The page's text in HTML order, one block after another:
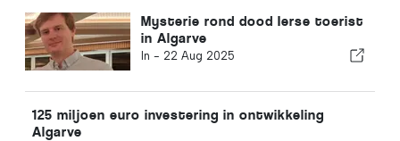
Mysterie rond dood Ierse toerist
in Algarve
In - 22 Aug 2025
125 miljoen euro investering in ontwikkeling
Algarve